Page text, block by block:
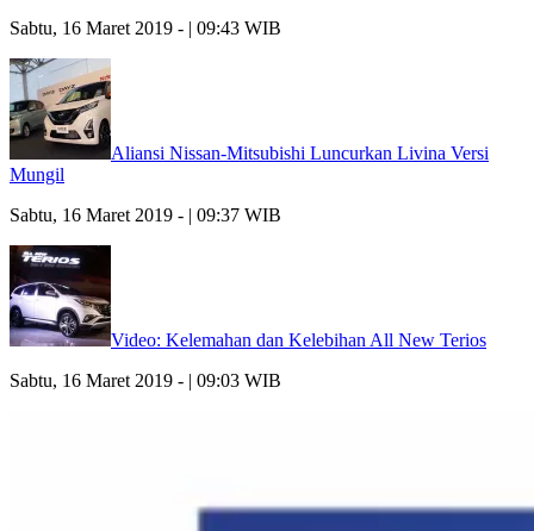
Sabtu, 16 Maret 2019 - | 09:43 WIB
Aliansi Nissan-Mitsubishi Luncurkan Livina Versi
Mungil
Sabtu, 16 Maret 2019 - | 09:37 WIB
Video: Kelemahan dan Kelebihan All New Terios
Sabtu, 16 Maret 2019 - | 09:03 WIB